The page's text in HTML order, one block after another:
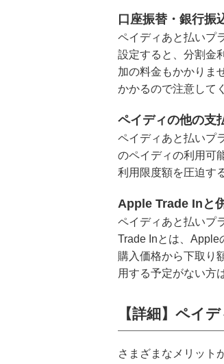
口座振替・銀行振
ペイディあと払いプ
設定すると、分割金
加の料金もかかりま
かかるので注意して
ペイディの他の支
ペイディあと払いプ
のペイディの利用可
利用限度額を圧迫す
Apple Trade Inと
ペイディあと払いプ
Trade Inとは、Apple
購入価格から下取り
用する予定がない方
【詳細】ペイ
さまざまなメリット